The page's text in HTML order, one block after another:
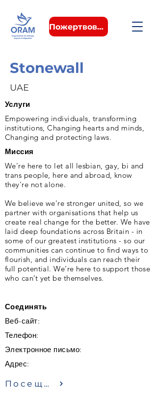
Пожертвовать
Stonewall
UAE
Услуги
Empowering individuals, transforming
institutions, Changing hearts and minds,
Changing and protecting laws.
Миссия
We're here to let all lesbian, gay, bi and
trans people, here and abroad, know
they're not alone.
We believe we're stronger united, so we
partner with organisations that help us
create real change for the better. We have
laid deep foundations across Britain - in
some of our greatest institutions - so our
communities can continue to find ways to
flourish, and individuals can reach their
full potential. We’re here to support those
who can’t yet be themselves.
Соединять
Веб-сайт:
Телефон:
Электронное письмо:
Адрес:
Посещение